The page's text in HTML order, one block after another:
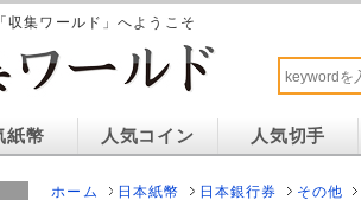
収集ワールド」へようこそ
紙幣 人気コイン 人気切手
ホーム 日本紙幣 日本銀行券 その他